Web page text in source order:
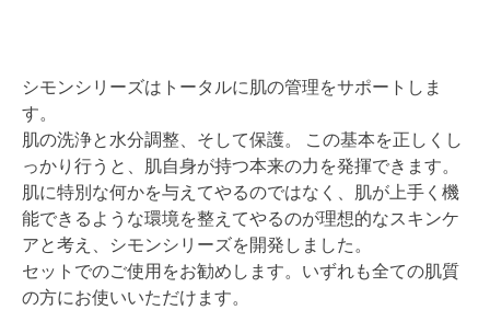
シモンシリーズはトータルに肌の管理をサポートしま
す。
肌の洗浄と水分調整、そして保護。 この基本を正しくし
っかり行うと、肌自身が持つ本来の力を発揮できます。
肌に特別な何かを与えてやるのではなく、肌が上手く機
能できるような環境を整えてやるのが理想的なスキンケ
アと考え、シモンシリーズを開発しました。
セットでのご使用をお勧めします。いずれも全ての肌質
の方にお使いいただけます。